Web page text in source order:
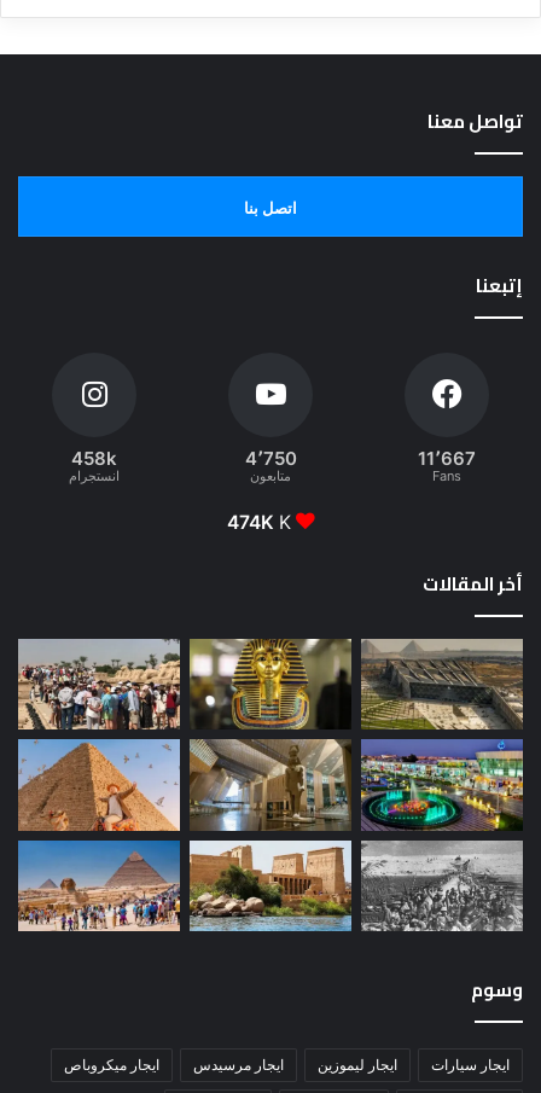
تواصل معنا
اتصل بنا
إتبعنا
11٬667
Fans
4٬750
متابعون
458k
انستجرام
474K K
أخر المقالات
وسوم
ايجار سيارات ايجار ليموزين ايجار مرسيدس ايجار ميكروباص